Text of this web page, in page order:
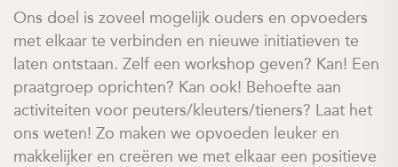
Ons doel is zoveel mogelijk ouders en opvoeders
met elkaar te verbinden en nieuwe initiatieven te
laten ontstaan. Zelf een workshop geven? Kan! Een
praatgroep oprichten? Kan ook! Behoefte aan
activiteiten voor peuters/kleuters/tieners? Laat het
ons weten! Zo maken we opvoeden leuker en
makkelijker en creëren we met elkaar een positieve